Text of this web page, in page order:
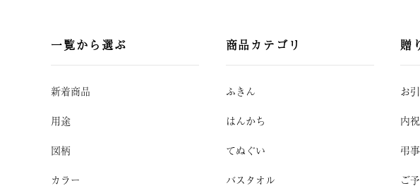
一覧から選ぶ
新着商品
用途
図柄
カラー
商品カテゴリ
ふきん
はんかち
てぬぐい
バスタオル
贈
お
内
弔事
ご